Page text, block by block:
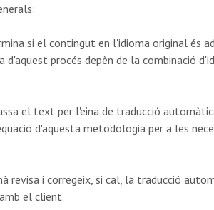
si el contingut en l'idioma original és
d'aquest procés depèn de la combinació
el text per l'eina de traducció
d'aquesta metodologia per a les
revisa i corregeix, si cal, la traducció
el client.